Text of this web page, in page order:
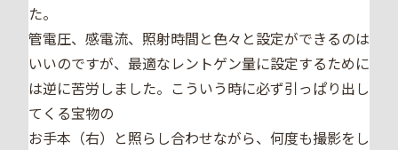
た。
管電圧、感電流、照射時間と色々と設定ができるのは
いいのですが、最適なレントゲン量に設定するために
は逆に苦労しました。こういう時に必ず引っぱり出し
てくる宝物の
お手本（右）と照らし合わせながら、何度も撮影をし